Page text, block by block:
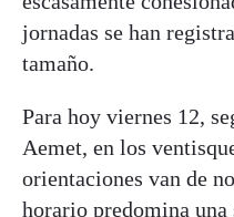
jornadas se han
tamaño.
Para hoy viernes 12,
Aemet, en los
orientaciones van de
horario predomina